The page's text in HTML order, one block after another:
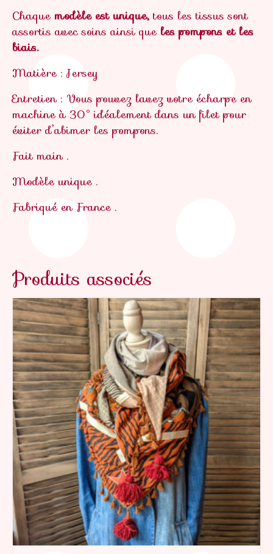
Chaque modèle est unique, tous les tissus sont
assortis avec soins ainsi que les pompons et les
biais.
Matière : Jersey
Entretien : Vous pouvez lavez votre écharpe en
machine à 30° idéalement dans un filet pour
éviter d’abimer les pompons.
Fait main .
Modèle unique .
Fabriqué en France .
Produits associés